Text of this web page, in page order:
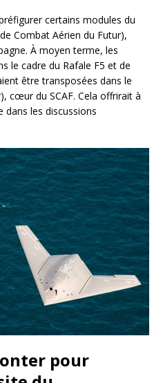
certains modules du
Combat Aérien du Futur),
À moyen terme, les
le cadre du Rafale F5 et de
être transposées dans le
cœur du SCAF. Cela offrirait à
dans les discussions
pour